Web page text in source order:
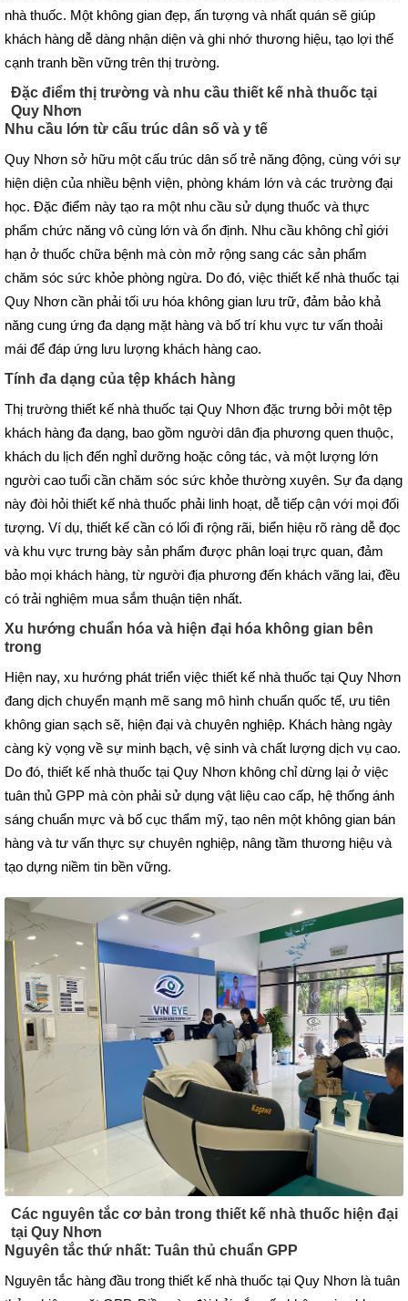
nhà thuốc. Một không gian đẹp, ấn tượng và nhất quán sẽ giúp
khách hàng dễ dàng nhận diện và ghi nhớ thương hiệu, tạo lợi thế
cạnh tranh bền vững trên thị trường.
Đặc điểm thị trường và nhu cầu thiết kế nhà thuốc tại
Quy Nhơn
Nhu cầu lớn từ cấu trúc dân số và y tế
Quy Nhơn sở hữu một cấu trúc dân số trẻ năng động, cùng với sự
hiện diện của nhiều bệnh viện, phòng khám lớn và các trường đại
học. Đặc điểm này tạo ra một nhu cầu sử dụng thuốc và thực
phẩm chức năng vô cùng lớn và ổn định. Nhu cầu không chỉ giới
hạn ở thuốc chữa bệnh mà còn mở rộng sang các sản phẩm
chăm sóc sức khỏe phòng ngừa. Do đó, việc thiết kế nhà thuốc tại
Quy Nhơn cần phải tối ưu hóa không gian lưu trữ, đảm bảo khả
năng cung ứng đa dạng mặt hàng và bố trí khu vực tư vấn thoải
mái để đáp ứng lưu lượng khách hàng cao.
Tính đa dạng của tệp khách hàng
Thị trường thiết kế nhà thuốc tại Quy Nhơn đặc trưng bởi một tệp
khách hàng đa dạng, bao gồm người dân địa phương quen thuộc,
khách du lịch đến nghỉ dưỡng hoặc công tác, và một lượng lớn
người cao tuổi cần chăm sóc sức khỏe thường xuyên. Sự đa dạng
này đòi hỏi thiết kế nhà thuốc phải linh hoạt, dễ tiếp cận với mọi đối
tượng. Ví dụ, thiết kế cần có lối đi rộng rãi, biển hiệu rõ ràng dễ đọc
và khu vực trưng bày sản phẩm được phân loại trực quan, đảm
bảo mọi khách hàng, từ người địa phương đến khách vãng lai, đều
có trải nghiệm mua sắm thuận tiện nhất.
Xu hướng chuẩn hóa và hiện đại hóa không gian bên
trong
Hiện nay, xu hướng phát triển việc thiết kế nhà thuốc tại Quy Nhơn
đang dịch chuyển mạnh mẽ sang mô hình chuẩn quốc tế, ưu tiên
không gian sạch sẽ, hiện đại và chuyên nghiệp. Khách hàng ngày
càng kỳ vọng về sự minh bạch, vệ sinh và chất lượng dịch vụ cao.
Do đó, thiết kế nhà thuốc tại Quy Nhơn không chỉ dừng lại ở việc
tuân thủ GPP mà còn phải sử dụng vật liệu cao cấp, hệ thống ánh
sáng chuẩn mực và bố cục thẩm mỹ, tạo nên một không gian bán
hàng và tư vấn thực sự chuyên nghiệp, nâng tầm thương hiệu và
tạo dựng niềm tin bền vững.
Các nguyên tắc cơ bản trong thiết kế nhà thuốc hiện đại
tại Quy Nhơn
Nguyên tắc thứ nhất: Tuân thủ chuẩn GPP
Nguyên tắc hàng đầu trong thiết kế nhà thuốc tại Quy Nhơn là tuân